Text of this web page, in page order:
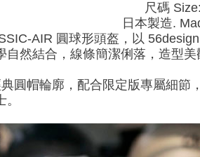
尺碼
日本製造.
AIR 圓球形頭盔，以
然結合，線條簡潔俐落，造型美
圓帽輪廓，配合限定版專屬細